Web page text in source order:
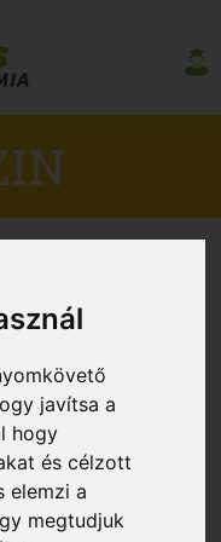
javítsa a
hogy
és célzott
elemzi a
megtudjuk
alvókon